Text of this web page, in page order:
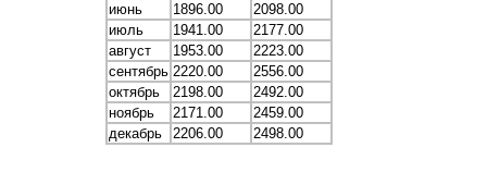
июнь
1896.00
2098.00
июль
1941.00
2177.00
август
1953.00
2223.00
сентябрь 2220.00
2556.00
октябрь
2198.00
2492.00
ноябрь
2171.00
2459.00
декабрь
2206.00 2498.00